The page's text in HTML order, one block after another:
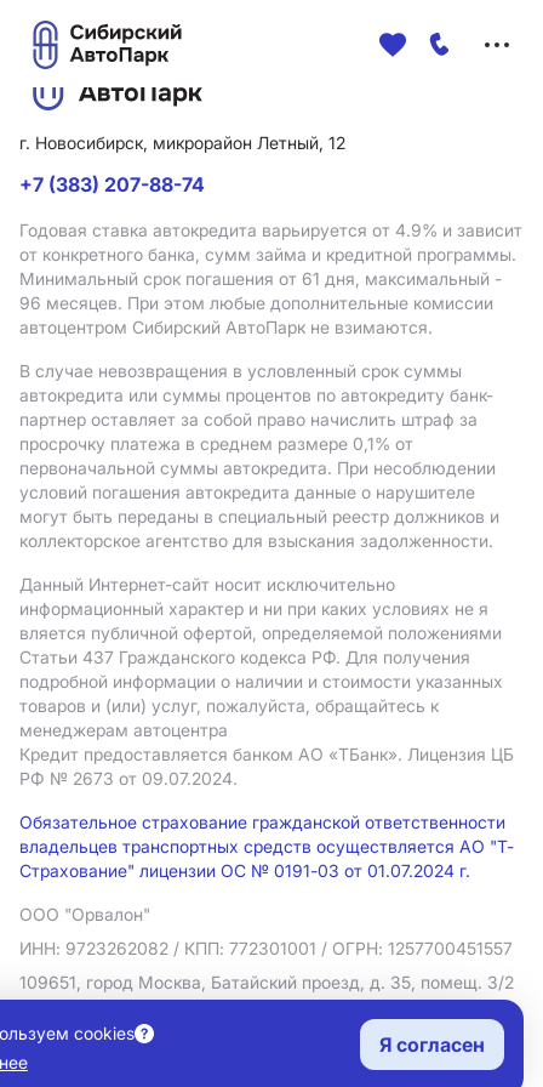
г. Новосибирск, микрорайон Летный, 12
+7 (383) 207-88-74
Годовая ставка автокредита варьируется от 4.9% и зависит
от конкретного банка, сумм займа и кредитной программы.
Минимальный срок погашения от 61 дня, максимальный -
96 месяцев. При этом любые дополнительные комиссии
автоцентром Сибирский АвтоПарк не взимаются.
В случае невозвращения в условленный срок суммы
автокредита или суммы процентов по автокредиту банк-
партнер оставляет за собой право начислить штраф за
просрочку платежа в среднем размере 0,1% от
первоначальной суммы автокредита. При несоблюдении
условий погашения автокредита данные о нарушителе
могут быть переданы в специальный реестр должников и
коллекторское агентство для взыскания задолженности.
Данный Интернет-сайт носит исключительно
информационный характер и ни при каких условиях не я
вляется публичной офертой, определяемой положениями
Статьи 437 Гражданского кодекса РФ. Для получения
подробной информации о наличии и стоимости указанных
товаров и (или) услуг, пожалуйста, обращайтесь к
менеджерам автоцентра
Кредит предоставляется банком АO «ТБанк». Лицензия ЦБ
РФ № 2673 от 09.07.2024.
Обязательное страхование гражданской ответственности
владельцев транспортных средств осуществляется АО "Т-
Страхование" лицензии ОС № 0191-03 от 01.07.2024 г.
ООО "Орвалон"
ИНН: 9723262082 / КПП: 772301001 / ОГРН: 1257700451557
109651, город Москва, Батайский проезд, д. 35, помещ. 3/2
Политика в отношении обработки персональных данных
Согласие на рекламную рассылку
Правовая информация
cookies
Я согласен